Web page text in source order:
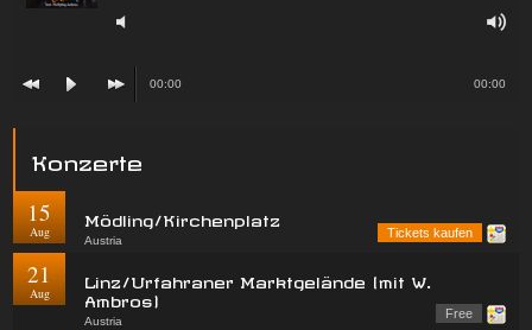
00:00 00:00
Konzerte
15
Aug
Mödling/Kirchenplatz
Austria
Tickets kaufen
21
Aug
Linz/Urfahraner Marktgelände (mit W.
Ambros)
Austria
Free